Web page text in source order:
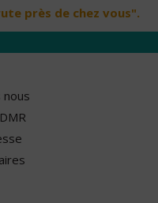
près de chez vous".
nous